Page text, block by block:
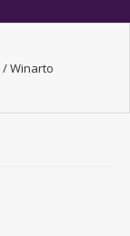
/Winarto